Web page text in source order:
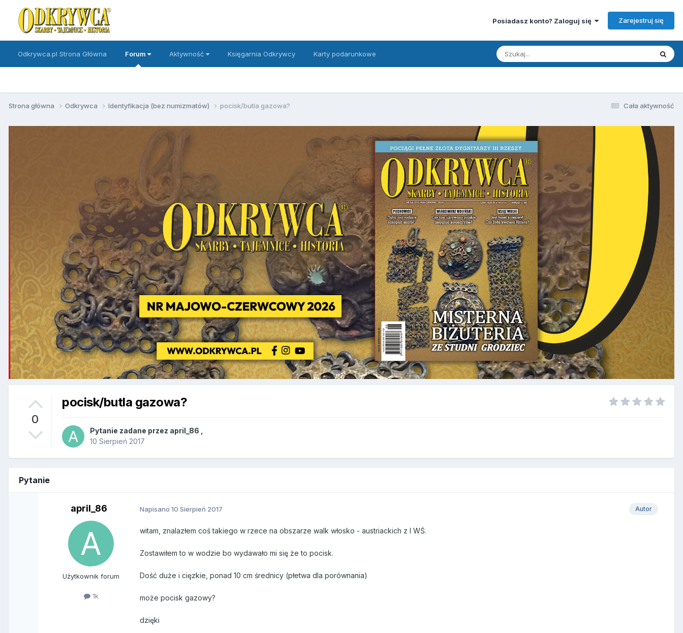
Posiadasz konto? Zaloguj się Zarejestruj się
Odkrywca.pl Strona Główna Forum Aktywność Księgarnia Odkrywcy Karty podarunkowe
Cała aktywność
Strona główna Odkrywca Identyfikacja (bez numizmatów) pocisk/butla gazowa?
0
pocisk/butla gazowa?
Pytanie zadane przez april_86
10 Sierpień 2017
Pytanie
april_86
Użytkownik forum
1k
Autor
Napisano10 Sierpień 2017
witam, znalazłem coś takiego w rzece na obszarze walk włosko - austriackich z I WŚ.
Zostawiłem to w wodzie bo wydawało mi się że to pocisk.
Dość duże i cięzkie, ponad 10 cm średnicy (płetwa dla porównania)
może pocisk gazowy?
dzięki